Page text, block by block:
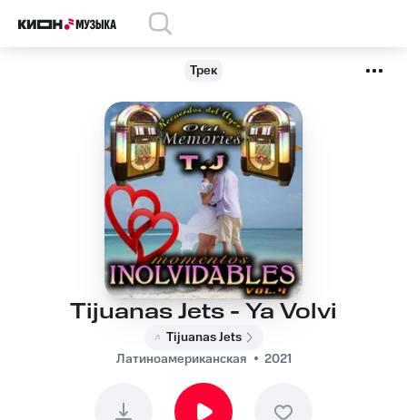
Трек
Tijuanas Jets - Ya Volvi
Tijuanas Jets
Латиноамериканская
2021